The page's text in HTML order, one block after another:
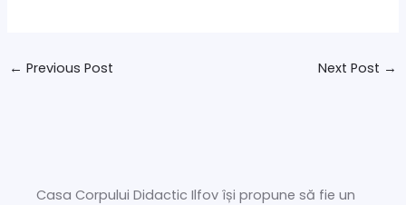
← Previous Post Next Post →
Casa Corpului Didactic Ilfov își propune să fie un